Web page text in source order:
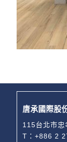
唐承國際股
115台北市忠
T：+886 2